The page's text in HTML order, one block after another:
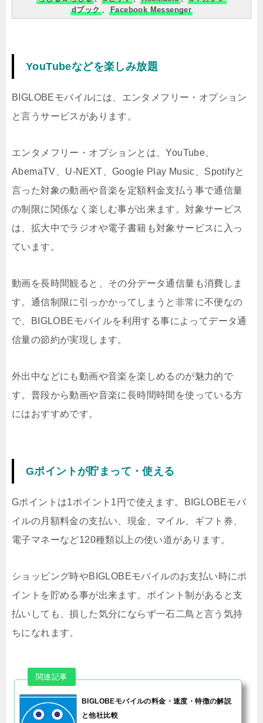
dブック 、 Facebook Messenger
YouTubeなどを楽しみ放題
BIGLOBEモバイルには、エンタメフリー・オプション
と言うサービスがあります。
エンタメフリー・オプションとは、YouTube、
AbemaTV、U-NEXT、Google Play Music、Spotifyと
言った対象の動画や音楽を定額料金支払う事で通信量
の制限に関係なく楽しむ事が出来ます。対象サービス
は、拡大中でラジオや電子書籍も対象サービスに入っ
ています。
動画を長時間観ると、その分データ通信量も消費しま
す。通信制限に引っかかってしまうと非常に不便なの
で、BIGLOBEモバイルを利用する事によってデータ通
信量の節約が実現します。
外出中などにも動画や音楽を楽しめるのが魅力的で
す。普段から動画や音楽に長時間時間を使っている方
にはおすすめです。
Gポイントが貯まって・使える
Gポイントは1ポイント1円で使えます。BIGLOBEモバ
イルの月額料金の支払い、現金、マイル、ギフト券、
電子マネーなど120種類以上の使い道があります。
ショッピング時やBIGLOBEモバイルのお支払い時にポ
イントを貯める事が出来ます。ポイント制があると支
払いしても、損した気分にならず一石二鳥と言う気持
ちになれます。
BIGLOBEモバイルの料金・速度・特徴の解説
と他社比較